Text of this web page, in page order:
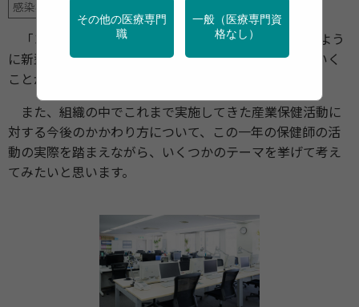
感染症対策
「コロナ禍二年目」の2021年。私たち保健師はどのよう
に新型コロナウイルスを含む感染症対策に取り組んでいく
ことが望ましいのでしょうか。
また、組織の中でこれまで実施してきた産業保健活動に
対する今後のかかわり方について、この一年の保健師の活
動の実際を踏まえながら、いくつかのテーマを挙げて考え
てみたいと思います。
その他の医療専門
職
一般（医療専門資
格なし）